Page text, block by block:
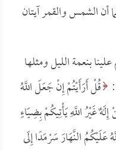
أن الشمس والقمر آيتان
بنعمة الليل ومثلها
قُلْ أَرَأَيْتُمْ إِنْ جَعَلَ اللَّهُ
غَيْرُ اللَّهِ يَأْتِيكُمْ بِضِيَاءٍ
عَلَيْكُمُ النَّهَارَ سَرْمَدًا إِلَى